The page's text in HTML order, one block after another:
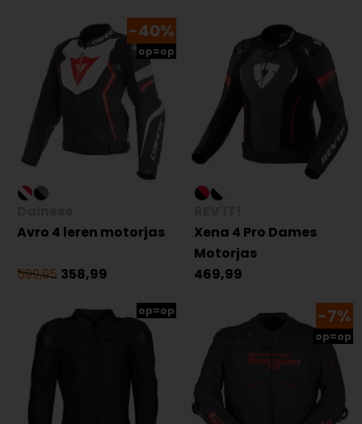
-40%
op=op
Avro 4 leren motorjas
599,95 358,99
Xena 4 Pro Dames
Motorjas
469,99
op=op -7%
op=op